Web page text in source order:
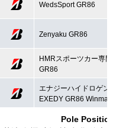
Pole
WedsSport GR86
Zenyaku GR86
HMRスポーツカー専
GR86
エナジーハイドロゲン
EXEDY GR86 Winmax